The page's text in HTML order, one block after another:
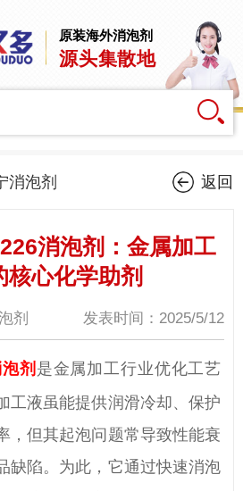
原装海外消泡剂
源头集散地
消泡剂 返回
消泡剂：金属加工
核心化学助剂
剂 发表时间：2025/5/12
剂 是金属加工行业优化工艺
工液虽能提供润滑冷却、保护
，但其起泡问题常导致性能衰
缺陷。 为此，它通过快速消泡